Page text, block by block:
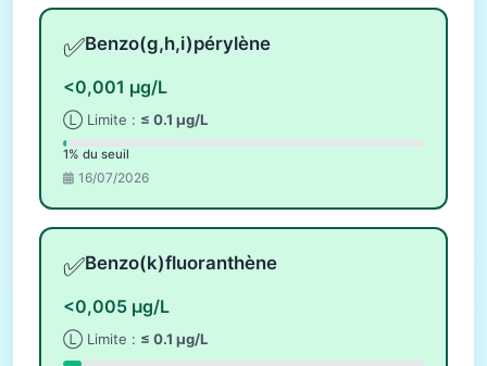
✅Benzo(g,h,i)pérylène
<0,001 µg/L
Ⓛ Limite : ≤ 0.1 µg/L
1% du seuil
16/07/2026
✅Benzo(k)fluoranthène
<0,005 µg/L
Ⓛ Limite : ≤ 0.1 µg/L